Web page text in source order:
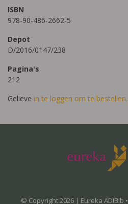
ISBN
978-90-486-2662-5
Depot
D/2016/0147/238
Pagina's
212
Gelieve in te loggen om te bestellen.
© Copyright 2026 | Eureka ADIBib •